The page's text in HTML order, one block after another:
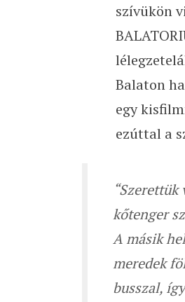
szívükön
Balaton
egy
ezúttal a
kőtenger
A másik
meredek
busszal,